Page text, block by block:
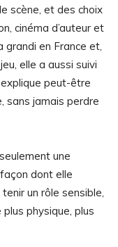
scène, et des choix
cinéma d’auteur et
grandi en France et,
elle a aussi suivi
explique peut-être
sans jamais perdre
une
dont elle
un rôle sensible,
physique, plus